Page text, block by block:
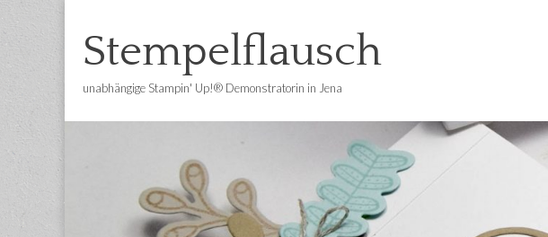
Stempelflausch
unabhängige Stampin' Up!® Demonstratorin in Jena